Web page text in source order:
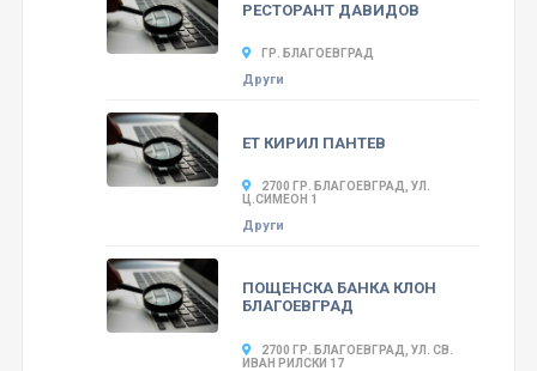
РЕСТОРАНТ ДАВИДОВ
ГР. БЛАГОЕВГРАД
Други
ЕТ КИРИЛ ПАНТЕВ
2700 ГР. БЛАГОЕВГРАД, УЛ.
Ц.СИМЕОН 1
Други
ПОЩЕНСКА БАНКА КЛОН
БЛАГОЕВГРАД
2700 ГР. БЛАГОЕВГРАД, УЛ. СВ.
ИВАН РИЛСКИ 17